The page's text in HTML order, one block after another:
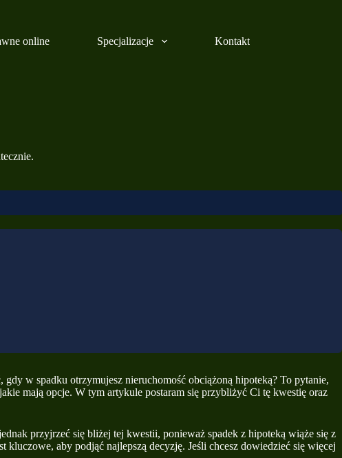
online Specjalizacje Kontakt
w spadku otrzymujesz nieruchomość obciążoną hipoteką? To pytanie,
mają opcje. W tym artykule postaram się przybliżyć Ci tę kwestię oraz
przyjrzeć się bliżej tej kwestii, ponieważ spadek z hipoteką wiąże się z
aby podjąć najlepszą decyzję. Jeśli chcesz dowiedzieć się więcej